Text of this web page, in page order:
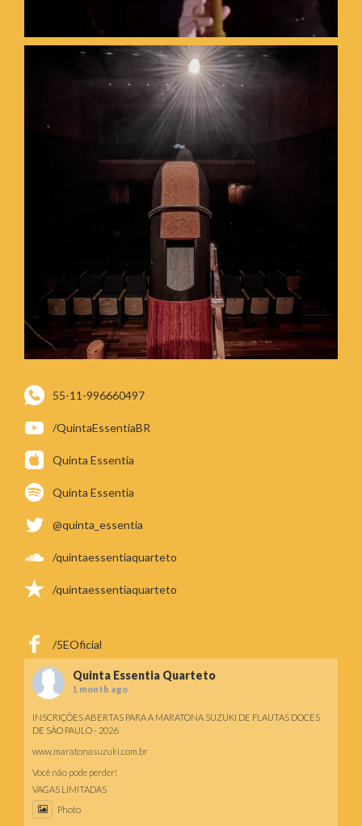
55-11-996660497
/QuintaEssentiaBR
Quinta Essentia
Quinta Essentia
@quinta_essentia
/quintaessentiaquarteto
/quintaessentiaquarteto
/5EOficial
Quinta Essentia Quarteto
1 month ago
INSCRIÇÕES ABERTAS PARA A MARATONA SUZUKI DE FLAUTAS DOCES
DE SÃO PAULO - 2026
www.maratonasuzuki.com.br
Você não pode perder!
VAGAS LIMITADAS
Photo